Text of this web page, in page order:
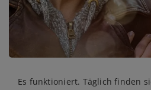
Es funktioniert. Täglich finden